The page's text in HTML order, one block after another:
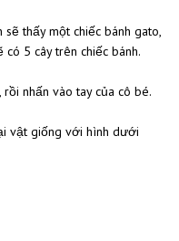
thấy một chiếc bánh gato,
có 5 cây trên chiếc bánh.
nhấn vào tay của cô bé.
vật giống với hình dưới